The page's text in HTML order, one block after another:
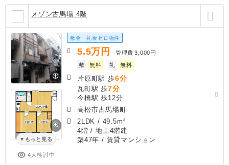
メゾン古馬場 4階
もっと見る
4人検討中
敷金・礼金ゼロ物件
5.5万円 管理費 3,000円
敷
無料 礼 無料
片原町駅 歩6分
瓦町駅 歩7分
今橋駅 歩12分
高松市古馬場町
2LDK / 49.5m²
4階 / 地上4階建
築47年 / 賃貸マンション